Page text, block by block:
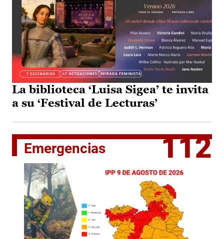
La biblioteca ‘Luisa Sigea’ te invita
a su ‘Festival de Lecturas’
Emergencias 112